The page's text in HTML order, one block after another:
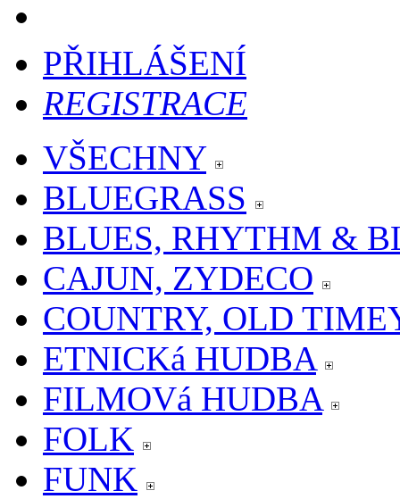
PŘIHLÁŠENÍ
REGISTRACE
VŠECHNY
BLUEGRASS
BLUES, RHYTHM &
CAJUN, ZYDECO
COUNTRY, OLD
ETNICKá HUDBA
FILMOVá HUDBA
FOLK
FUNK